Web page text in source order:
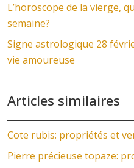
L’horoscope de la vierge,
semaine?
Signe astrologique 28
vie amoureuse
Articles similaires
Cote rubis: propriétés et
Pierre précieuse topaze: